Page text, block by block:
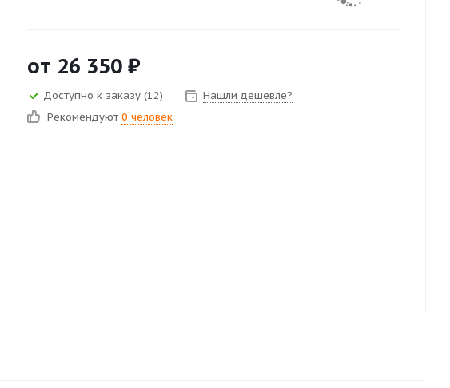
от 26 350 ₽
Доступно к заказу (12)
Нашли дешевле?
Рекомендуют 0 человек